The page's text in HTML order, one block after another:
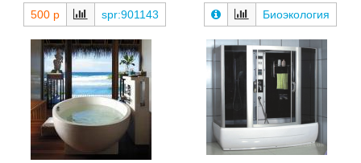
500 р spr:901143 Биоэкология